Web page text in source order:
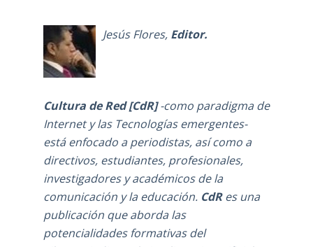
Jesús Flores, Editor.
Cultura de Red [CdR]-como paradigma de
Internet y las Tecnologías emergentes-
está enfocado a periodistas, así como a
directivos, estudiantes, profesionales,
investigadores y académicos de la
comunicación y la educación. CdRes una
publicación que aborda las
potencialidades formativas del